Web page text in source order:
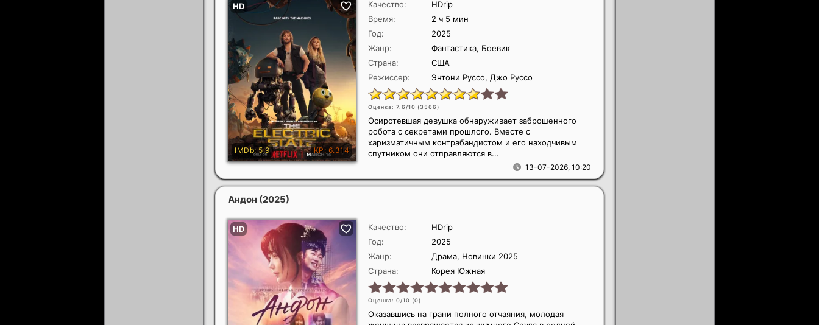
Качество:
HDrip
Время:
2 ч 5 мин
Год:
2025
Жанр:
Фантастика, Боевик
Страна:
США
Режиссер:
Энтони Руссо, Джо Руссо
Оценка: 7.6/10 (3566)
13-07-2026, 10:20
Осиротевшая девушка обнаруживает заброшенного
робота с секретами прошлого. Вместе с
харизматичным контрабандистом и его находчивым
спутником они отправляются в...
Андон (2025)
Качество:
HDrip
Год:
2025
Жанр:
Драма, Новинки 2025
Страна:
Корея Южная
Оценка: 0/10 (0)
Оказавшись на грани полного отчаяния, молодая